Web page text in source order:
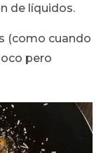
de líquidos.
(como cuando
pero